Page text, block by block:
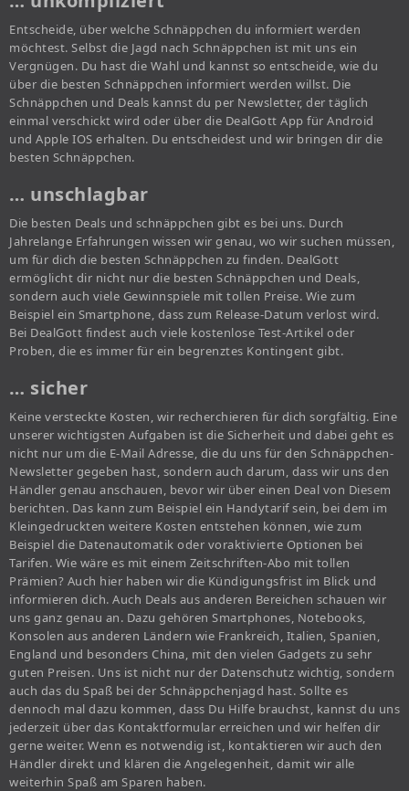
Entscheide, über welche Schnäppchen du informiert werden
möchtest. Selbst die Jagd nach Schnäppchen ist mit uns ein
Vergnügen. Du hast die Wahl und kannst so entscheide, wie du
über die besten Schnäppchen informiert werden willst. Die
Schnäppchen und Deals kannst du per Newsletter, der täglich
einmal verschickt wird oder über die DealGott App für Android
und Apple IOS erhalten. Du entscheidest und wir bringen dir die
besten Schnäppchen.
… unschlagbar
Die besten Deals und schnäppchen gibt es bei uns. Durch
Jahrelange Erfahrungen wissen wir genau, wo wir suchen müssen,
um für dich die besten Schnäppchen zu finden. DealGott
ermöglicht dir nicht nur die besten Schnäppchen und Deals,
sondern auch viele Gewinnspiele mit tollen Preise. Wie zum
Beispiel ein Smartphone, dass zum Release-Datum verlost wird.
Bei DealGott findest auch viele kostenlose Test-Artikel oder
Proben, die es immer für ein begrenztes Kontingent gibt.
… sicher
Keine versteckte Kosten, wir recherchieren für dich sorgfältig. Eine
unserer wichtigsten Aufgaben ist die Sicherheit und dabei geht es
nicht nur um die E-Mail Adresse, die du uns für den Schnäppchen-
Newsletter gegeben hast, sondern auch darum, dass wir uns den
Händler genau anschauen, bevor wir über einen Deal von Diesem
berichten. Das kann zum Beispiel ein Handytarif sein, bei dem im
Kleingedruckten weitere Kosten entstehen können, wie zum
Beispiel die Datenautomatik oder voraktivierte Optionen bei
Tarifen. Wie wäre es mit einem Zeitschriften-Abo mit tollen
Prämien? Auch hier haben wir die Kündigungsfrist im Blick und
informieren dich. Auch Deals aus anderen Bereichen schauen wir
uns ganz genau an. Dazu gehören Smartphones, Notebooks,
Konsolen aus anderen Ländern wie Frankreich, Italien, Spanien,
England und besonders China, mit den vielen Gadgets zu sehr
guten Preisen. Uns ist nicht nur der Datenschutz wichtig, sondern
auch das du Spaß bei der Schnäppchenjagd hast. Sollte es
dennoch mal dazu kommen, dass Du Hilfe brauchst, kannst du uns
jederzeit über das Kontaktformular erreichen und wir helfen dir
gerne weiter. Wenn es notwendig ist, kontaktieren wir auch den
Händler direkt und klären die Angelegenheit, damit wir alle
weiterhin Spaß am Sparen haben.